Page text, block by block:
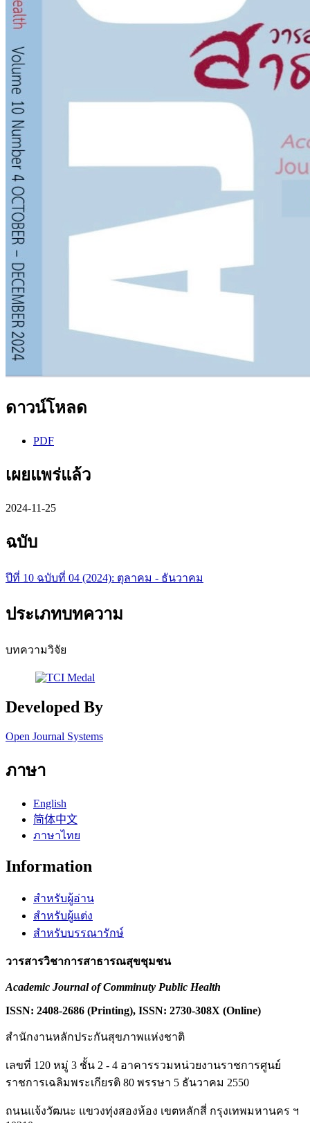
ดาวน์โหลด
PDF
เผยแพร่แล้ว
2024-11-25
ฉบับ
ปีที่ 10 ฉบับที่ 04 (2024): ตุลาคม - ธันวาคม
ประเภทบทความ
บทความวิจัย
Developed By
Open Journal Systems
ภาษา
English
简体中文
ภาษาไทย
Information
สำหรับผู้อ่าน
สำหรับผู้แต่ง
สำหรับบรรณารักษ์
วารสารวิชาการสาธารณสุขชุมชน
Academic Journal of Comminuty Public Health
ISSN: 2408-2686 (Printing), ISSN: 2730-308X (Online)
สำนักงานหลักประกันสุขภาพแห่งชาติ
เลขที่ 120 หมู่ 3 ชั้น 2 - 4 อาคารรวมหน่วยงานราชการศูนย์
ราชการเฉลิมพระเกียรติ 80 พรรษา 5 ธันวาคม 2550
ถนนแจ้งวัฒนะ แขวงทุ่งสองห้อง เขตหลักสี่ กรุงเทพมหานคร ฯ